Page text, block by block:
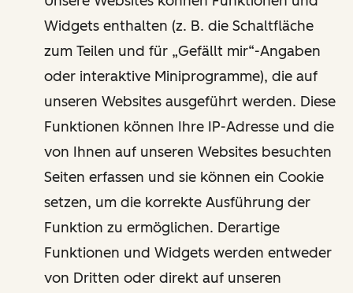
Widgets enthalten (z. B. die Schaltfläche
zum Teilen und für „Gefällt mir“-Angaben
oder interaktive Miniprogramme), die auf
unseren Websites ausgeführt werden. Diese
Funktionen können Ihre IP-Adresse und die
von Ihnen auf unseren Websites besuchten
Seiten erfassen und sie können ein Cookie
setzen, um die korrekte Ausführung der
Funktion zu ermöglichen. Derartige
Funktionen und Widgets werden entweder
von Dritten oder direkt auf unseren